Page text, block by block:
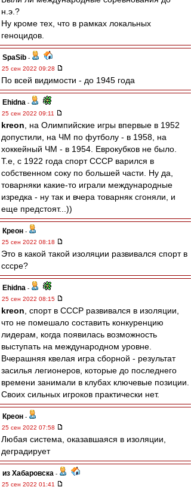
н.э.?
Ну кроме тех, что в рамках локальных
геноцидов.
SpaSib -
25 сен 2022 09:28
По всей видимости - до 1945 года
Ehidna -
25 сен 2022 09:11
kreon , на Олимпийские игры впервые в 1952
допустили, на ЧМ по футболу - в 1958, на
хоккейный ЧМ - в 1954. Еврокубков не было.
Т.е, с 1922 года спорт СССР варился в
собственном соку по большей части. Ну да,
товарняки какие-то играли международные
изредка - ну так и вчера товарняк сгоняли, и
еще предстоят...))
Креон -
25 сен 2022 08:18
Это в какой такой изоляции развивался спорт в
сссре?
Ehidna -
25 сен 2022 08:15
kreon , спорт в СССР развивался в изоляции,
что не помешало составить конкуренцию
лидерам, когда появилась возможность
выступать на международном уровне.
Вчерашняя квелая игра сборной - результат
засилья легионеров, которые до последнего
времени занимали в клубах ключевые позиции.
Своих сильных игроков практически нет.
Креон -
25 сен 2022 07:58
Любая система, оказавшаяся в изоляции,
деградирует
из Хабаровска -
25 сен 2022 01:41